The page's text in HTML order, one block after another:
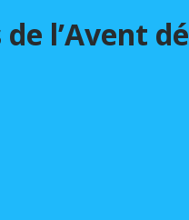
l’Avent